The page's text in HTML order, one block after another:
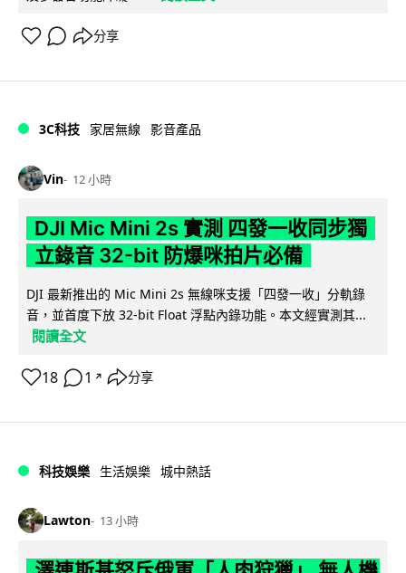
分享
3C科技 家居無線 影音產品
Vin 12 小時
DJI Mic Mini 2s 實測 四發一收同步獨
立錄音 32-bit 防爆咪拍片必備
DJI 最新推出的 Mic Mini 2s 無線咪支援「四發一收」分軌錄
音，並首度下放 32-bit Float 浮點內錄功能。本文經實測其...
閱讀全文
18 1 ↗ 分享
科技娛樂 生活娛樂 城中熱話
Lawton 13 小時